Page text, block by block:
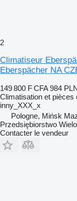
2
Climatiseur
Eberspächer NA
149 800 F CFA 984
Climatisation et
inny_XXX_x
Pologne, Mińsk
Przedsiębiorstwo
Contacter le vendeur